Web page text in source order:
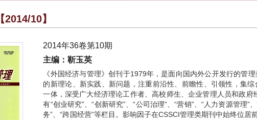
【2014/10】
2014年36卷第10期
主编：靳玉英
《外国经济与管理》创刊于1979年，是面向国内外公开发行的管
的新理论、新实践、新问题，注重前沿性、前瞻性、引领性，集
一体，深受广大经济理论工作者、高校师生、企业管理人员和政
有“创业研究”、“创新研究”、“公司治理”、“营销”、“人力资源管理”
务”、“跨国经营”等栏目。影响因子在CSSCI管理类期刊中始终位居